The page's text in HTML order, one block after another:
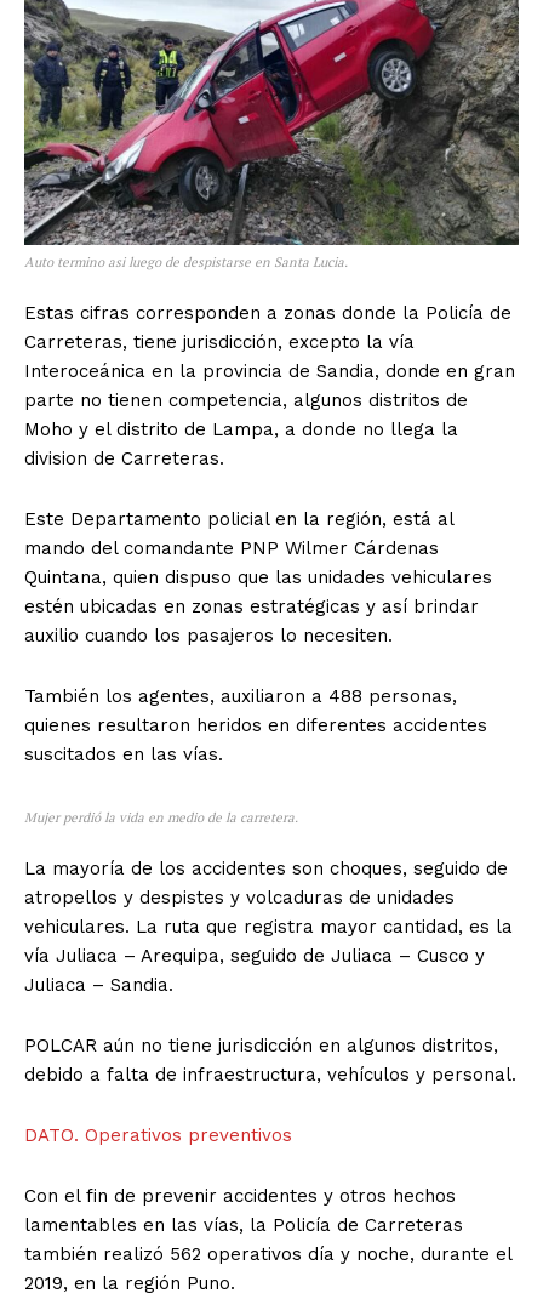
Auto termino asi luego de despistarse en Santa Lucia.
Estas cifras corresponden a zonas donde la Policía de
Carreteras, tiene jurisdicción, excepto la vía
Interoceánica en la provincia de Sandia, donde en gran
parte no tienen competencia, algunos distritos de
Moho y el distrito de Lampa, a donde no llega la
division de Carreteras.
Este Departamento policial en la región, está al
mando del comandante PNP Wilmer Cárdenas
Quintana, quien dispuso que las unidades vehiculares
estén ubicadas en zonas estratégicas y así brindar
auxilio cuando los pasajeros lo necesiten.
También los agentes, auxiliaron a 488 personas,
quienes resultaron heridos en diferentes accidentes
suscitados en las vías.
Mujer perdió la vida en medio de la carretera.
La mayoría de los accidentes son choques, seguido de
atropellos y despistes y volcaduras de unidades
vehiculares. La ruta que registra mayor cantidad, es la
vía Juliaca – Arequipa, seguido de Juliaca – Cusco y
Juliaca – Sandia.
POLCAR aún no tiene jurisdicción en algunos distritos,
debido a falta de infraestructura, vehículos y personal.
DATO. Operativos preventivos
Con el fin de prevenir accidentes y otros hechos
lamentables en las vías, la Policía de Carreteras
también realizó 562 operativos día y noche, durante el
2019, en la región Puno.